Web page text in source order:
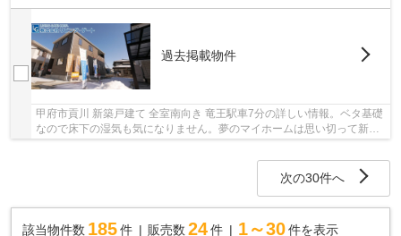
過去掲載物件
甲府市貢川 新築戸建て 全室南向き 竜王駅車7分の詳しい情報。ベタ基礎
なので床下の湿気も気になりません。夢のマイホームは思い切って新築
次の30件へ
該当物件数 185件 販売数 24 件 1～30 件を表示